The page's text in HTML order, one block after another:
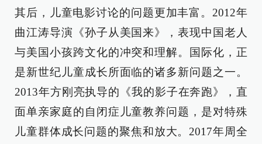
其后，儿童电影讨论的问题更加丰富。2012年
曲江涛导演《孙子从美国来》，表现中国老人
与美国小孩跨文化的冲突和理解。国际化，正
是新世纪儿童成长所面临的诸多新问题之一。
2013年方刚亮执导的《我的影子在奔跑》，直
面单亲家庭的自闭症儿童教养问题，是对特殊
儿童群体成长问题的聚焦和放大。2017年周全